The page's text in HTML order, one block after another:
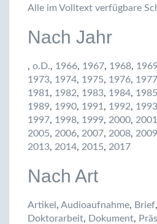
Alle im Volltext verfügbare
Nach Jahr
, o.D., 1966, 1967, 1968,
1973, 1974, 1975, 1976, 1977
1981 , 1982, 1983, 1984, 1985
1989, 1990, 1991 , 1992, 1993
1997, 1998, 1999, 2000, 2001
2005, 2006, 2007, 2008, 2009
2013, 2014, 2015, 2017
Nach Art
Artikel , Audioaufnahme, Brief,
Doktorarbeit, Dokument,